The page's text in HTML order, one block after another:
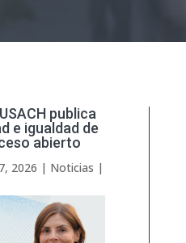
publica
e igualdad de
abierto
2026 | Noticias |